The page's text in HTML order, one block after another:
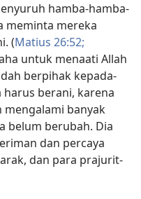
hamba-hamba-
meminta mereka
(Matius 26:52;
untuk menaati Allah
berpihak kepada-
harus berani, karena
mengalami banyak
belum berubah. Dia
dan percaya
dan para prajurit-